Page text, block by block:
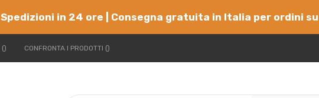
Spedizioni in 24 ore | Consegna gratuita in Italia per ordini
CONFRONTA I PRODOTTI